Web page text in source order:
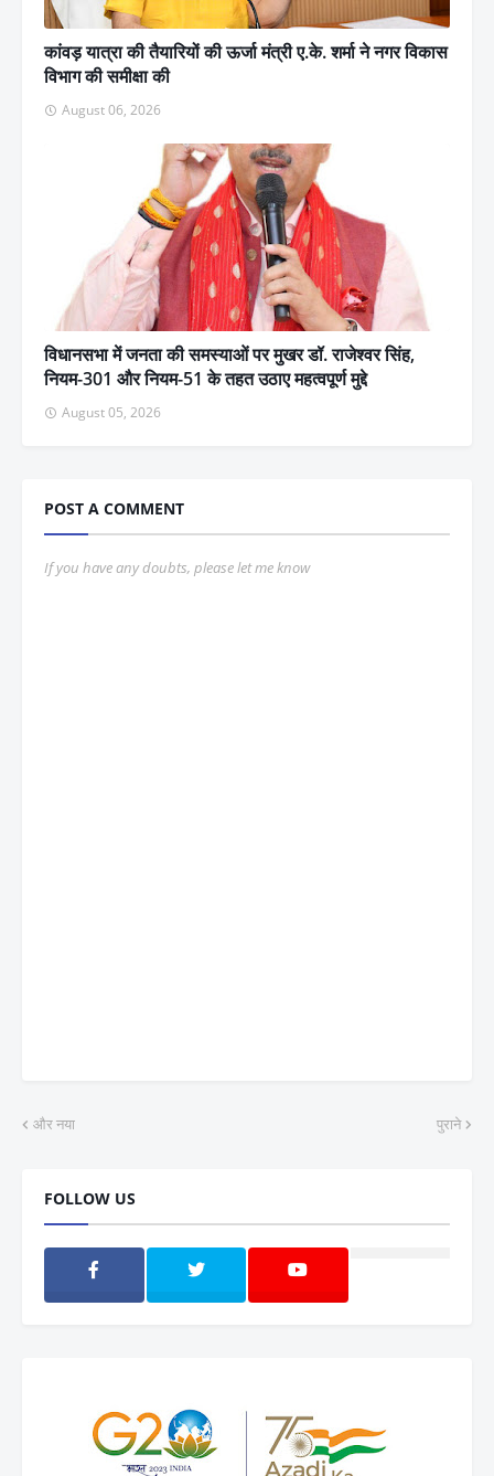
कांवड़ यात्रा की तैयारियों की ऊर्जा मंत्री ए.के. शर्मा ने नगर विकास
विभाग की समीक्षा की
August 06, 2026
विधानसभा में जनता की समस्याओं पर मुखर डॉ. राजेश्वर सिंह,
नियम-301 और नियम-51 के तहत उठाए महत्वपूर्ण मुद्दे
August 05, 2026
POST A COMMENT
If you have any doubts, please let me know
और नया पुराने
FOLLOW US